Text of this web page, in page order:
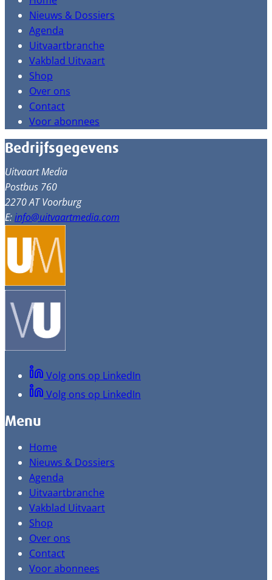
Nieuws & Dossiers
Agenda
Uitvaartbranche
Vakblad Uitvaart
Shop
Over ons
Contact
Voor abonnees
Bedrijfsgegevens
Uitvaart Media
Postbus 760
2270 AT Voorburg
E:info@uitvaartmedia.com
Volg ons op LinkedIn
Volg ons op LinkedIn
Menu
Home
Nieuws & Dossiers
Agenda
Uitvaartbranche
Vakblad Uitvaart
Shop
Over ons
Contact
Voor abonnees